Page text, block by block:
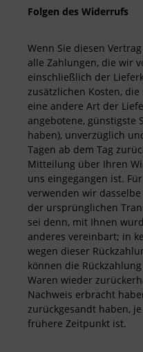
Folgen des Widerrufs
Wenn Sie diesen
alle Zahlungen, die wir
einschließlich der
zusätzlichen Kosten,
eine andere Art der
angebotene, günstigste
haben), unverzüglich
Tagen ab dem Tag
Mitteilung über Ihren
uns eingegangen ist.
verwenden wir
der ursprünglichen
sei denn, mit Ihnen
anderes vereinbart; in
wegen dieser
können die
Waren wieder
Nachweis erbracht
zurückgesandt haben,
frühere Zeitpunkt ist.